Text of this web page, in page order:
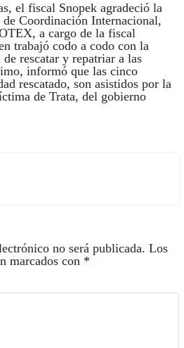
el fiscal Snopek agradeció la
Coordinación Internacional,
a cargo de la fiscal
trabajó codo a codo con la
rescatar y repatriar a las
informó que las cinco
rescatado, son asistidos por la
de Trata, del gobierno
no será publicada. Los
marcados con *